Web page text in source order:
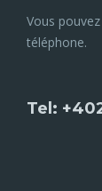
Vous
téléphone.
Tel: